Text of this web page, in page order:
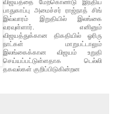
விஜயத்தை மேற்கொண்டு இந்திய
பாதுகாப்பு அமைச்சர் ராஜ்நாத் சிங்
இவ்வாரம் இறுதியில் இலங்கை
வரவுள்ளார். எனினும்
விஜயத்துக்கான திகதியில் ஓரிரு
நாட்கள் மாறுபட்டாலும்
இலங்கைக்கான விஜயம் உறுதி
செய்யப்பட்டுள்ளதாக டெல்லி
தகவல்கள் குறிப்பிடுகின்றன